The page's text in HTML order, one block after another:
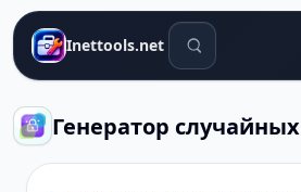
Inettools.net Поиск
Генератор